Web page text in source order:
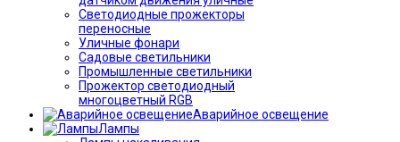
Светодиодные прожекторы
переносные
Уличные фонари
Садовые светильники
Промышленные светильники
Прожектор светодиодный
многоцветный RGB
Аварийное освещение
Лампы